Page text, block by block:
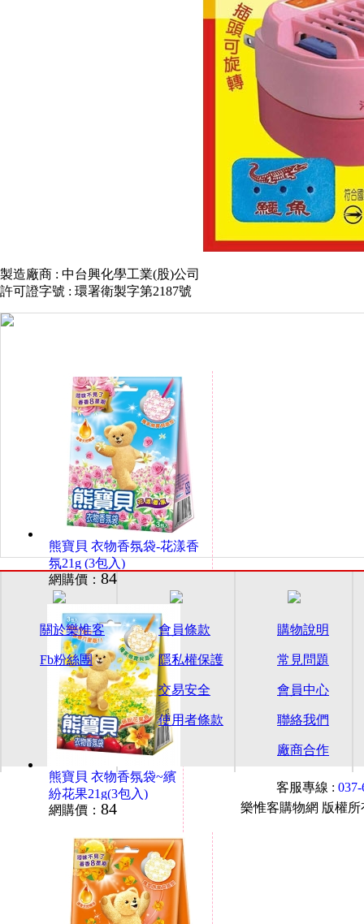
製造廠商 : 中台興化學工業(股)公司
許可證字號 : 環署衛製字第2187號
熊寶貝 衣物香氛袋-花漾香
氛21g (3包入)
網購價： 84
熊寶貝 衣物香氛袋~繽
紛花果21g(3包入)
網購價： 84
關於樂惟客
Fb粉絲團
會員條款
隱私權保護
交易安全
使用者條款
購物說明
常見問題
會員中心
聯絡我們
廠商合作
客服專線 :
樂惟客購物網 版權所